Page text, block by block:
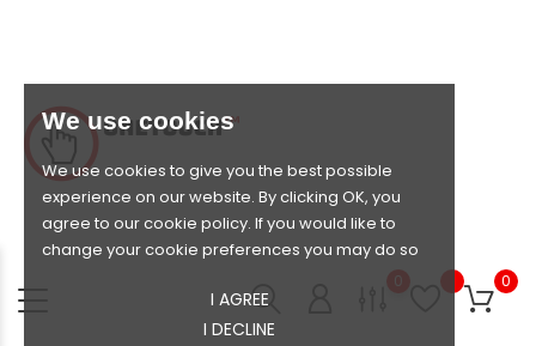
We use cookies
We use cookies to give you the best possible
experience on our website. By clicking OK, you
agree to our cookie policy. If you would like to
change your cookie preferences you may do so
I AGREE
I DECLINE
0 0